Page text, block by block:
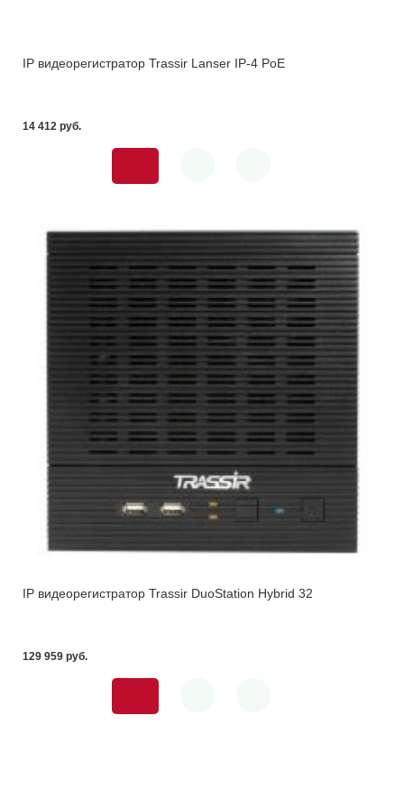
IP видеорегистратор Trassir Lanser IP-4 PoE
14 412 pуб.
IP видеорегистратор Trassir DuoStation Hybrid 32
129 959 pуб.